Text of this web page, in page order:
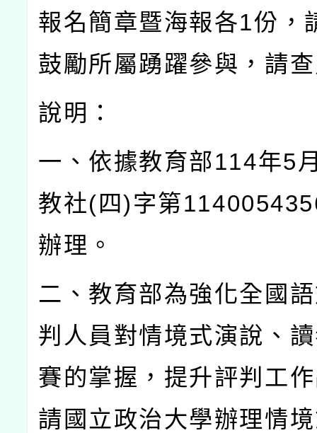
報名簡章暨海報各1份，
鼓勵所屬踴躍參與，請
說明：
一、依據教育部114年5
教社( 四)字第
辦理。
二、教育部為強化全國
判人員對情境式演說、
賽的掌握，提升評判工
請國立政治大學辦理情